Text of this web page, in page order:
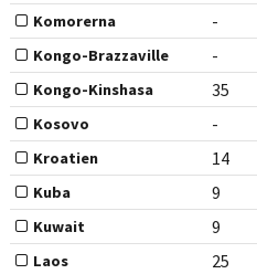
Komorerna -
Kongo-Brazzaville -
Kongo-Kinshasa 35
Kosovo -
Kroatien 14
Kuba 9
Kuwait 9
Laos 25